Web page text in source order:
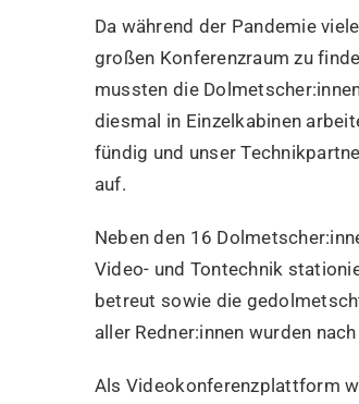
Da während der Pandemie
großen Konferenzraum zu
mussten die
diesmal in Einzelkabinen
fündig und unser
auf.
Neben den 16
Video- und Tontechnik
betreut sowie die
aller Redner:innen wurden
Als Videokonferenzplattform